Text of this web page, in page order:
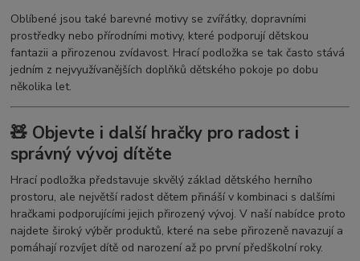
Oblíbené jsou také barevné motivy se zvířátky, dopravními
prostředky nebo přírodními motivy, které podporují dětskou
fantazii a přirozenou zvídavost. Hrací podložka se tak často stává
jedním z nejvyužívanějších doplňků dětského pokoje po dobu
několika let.
🧸 Objevte i další hračky pro radost i
správný vývoj dítěte
Hrací podložka představuje skvělý základ dětského herního
prostoru, ale největší radost dětem přináší v kombinaci s dalšími
hračkami podporujícími jejich přirozený vývoj. V naší nabídce proto
najdete široký výběr produktů, které na sebe přirozeně navazují a
pomáhají rozvíjet dítě od narození až po první předškolní roky.